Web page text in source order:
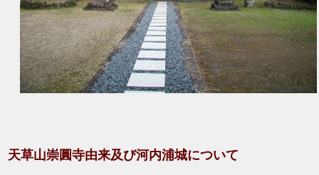
天草山崇圓寺由来及び河内浦城について